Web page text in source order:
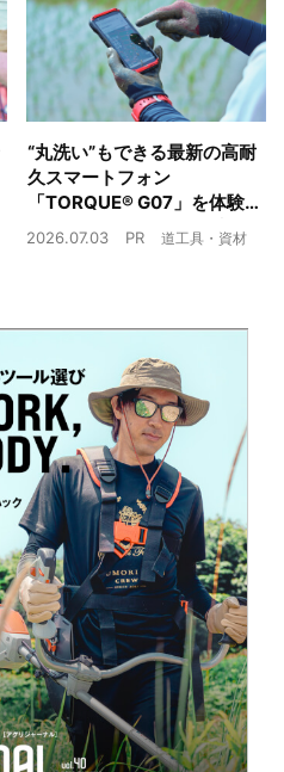
“丸洗い”もできる最新の高耐
久スマートフォン
「TORQUE® G07」を体験
農業現場の“スマホの弱点”を
2026.07.03 PR 道工具・資材